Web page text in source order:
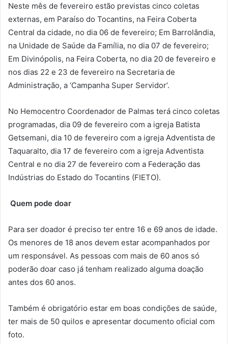
Neste mês de fevereiro estão previstas cinco coletas
externas, em Paraíso do Tocantins, na Feira Coberta
Central da cidade, no dia 06 de fevereiro; Em Barrolândia,
na Unidade de Saúde da Família, no dia 07 de fevereiro;
Em Divinópolis, na Feira Coberta, no dia 20 de fevereiro e
nos dias 22 e 23 de fevereiro na Secretaria de
Administração, a ‘Campanha Super Servidor’.
No Hemocentro Coordenador de Palmas terá cinco coletas
programadas, dia 09 de fevereiro com a igreja Batista
Getsemani, dia 10 de fevereiro com a igreja Adventista de
Taquaralto, dia 17 de fevereiro com a igreja Adventista
Central e no dia 27 de fevereiro com a Federação das
Indústrias do Estado do Tocantins (FIETO).
Quem pode doar
Para ser doador é preciso ter entre 16 e 69 anos de idade.
Os menores de 18 anos devem estar acompanhados por
um responsável. As pessoas com mais de 60 anos só
poderão doar caso já tenham realizado alguma doação
antes dos 60 anos.
Também é obrigatório estar em boas condições de saúde,
ter mais de 50 quilos e apresentar documento oficial com
foto.